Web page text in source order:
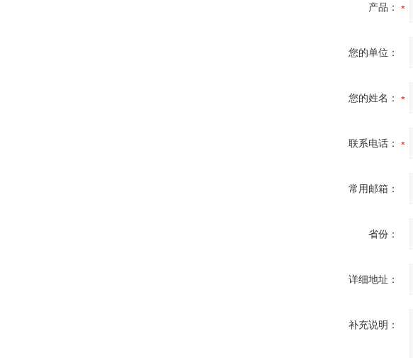
产品：
您的单位：
您的姓名：
联系电话：
常用邮箱：
省份：
详细地址：
补充说明：